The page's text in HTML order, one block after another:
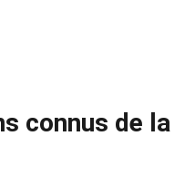
connus de la